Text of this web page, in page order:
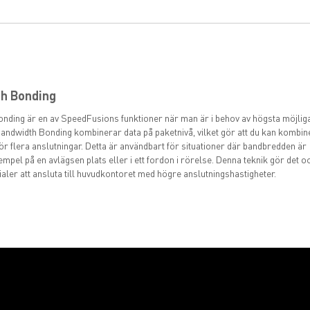
Bonding
är en av SpeedFusions funktioner när man är i behov av högsta
Bonding kombinerar data på paketnivå, vilket gör att du kan
flera anslutningar. Detta är användbart för situationer där bandbredden är
på en avlägsen plats eller i ett fordon i rörelse. Denna teknik gör det
att ansluta till huvudkontoret med högre anslutningshastigheter.